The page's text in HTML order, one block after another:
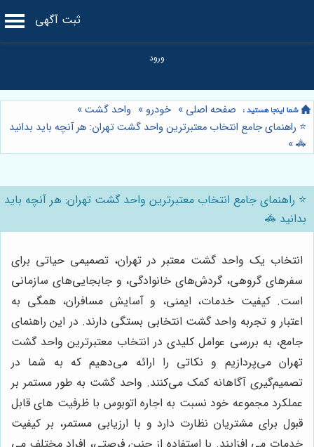
ثبت آگهی
صفحه اصلی » خودرو » واحد گشت»
⭐️ راهنمای جامع انتخاب معتبرترین واحد گشت تهران: هر آنچه باید بدانید
🚓
»
⭐️ راهنمای جامع انتخاب معتبرترین واحد گشت تهران: هر آنچه باید
بدانید 🚓
انتخاب یک واحد گشت معتبر در تهران، تصمیمی حیاتی برای
سفرهای گروهی، گردش‌های خانوادگی، و جابجایی‌های سازمانی
است. کیفیت خدمات، ایمنی، و آسایش مسافران، همگی به
اعتبار و تجربه واحد گشت انتخابی بستگی دارند. در این راهنمای
جامع، به بررسی عوامل کلیدی در انتخاب معتبرترین واحد گشت
تهران می‌پردازیم و نکاتی را ارائه می‌دهیم که به شما در
تصمیم‌گیری آگاهانه کمک می‌کنند. واحد گشت به طور مستمر بر
عملکرد مجموعه خود نسبت به اجاره اتوبوس با ظرفیت های قابل
قبول برای مشتریان نظارت دارد و با ارزیابی مستمر، بر کیفیت